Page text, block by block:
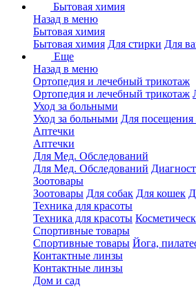
Бытовая химия
Назад в меню
Бытовая химия
Бытовая химия Для стирки Для
Еще
Назад в меню
Ортопедия и лечебный трикотаж
Ортопедия и лечебный трикотаж
Уход за больными
Уход за больными Для
Аптечки
Аптечки
Для Мед. Обследований
Для Мед. Обследований
Зоотовары
Зоотовары Для собак Для кошек
Техника для красоты
Техника для красоты
Спортивные товары
Спортивные товары Йога,
Контактные линзы
Контактные линзы
Дом и сад